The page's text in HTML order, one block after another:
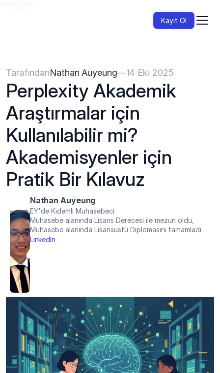
Kayıt Ol
TarafındanNathan Auyeung—14 Eki 2025
Perplexity Akademik
Araştırmalar için
Kullanılabilir mi?
Akademisyenler için
Pratik Bir Kılavuz
Nathan Auyeung
EY'de Kıdemli Muhasebeci
Muhasebe alanında Lisans Derecesi ile mezun oldu,
Muhasebe alanında Lisansüstü Diplomasını tamamladı
LinkedIn